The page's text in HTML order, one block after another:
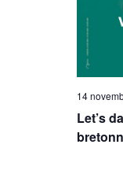
14
Let’s